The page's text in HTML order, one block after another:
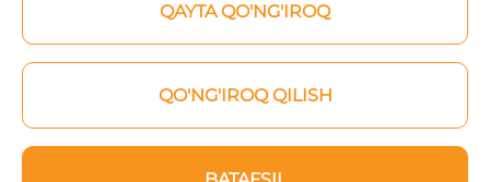
QAYTA QO'NG'IROQ
QO'NG'IROQ QILISH